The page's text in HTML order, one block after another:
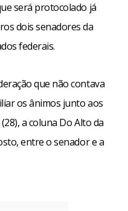
será protocolado já
dois senadores da
federais.
que não contava
os ânimos junto aos
a coluna Do Alto da
entre o senador e a